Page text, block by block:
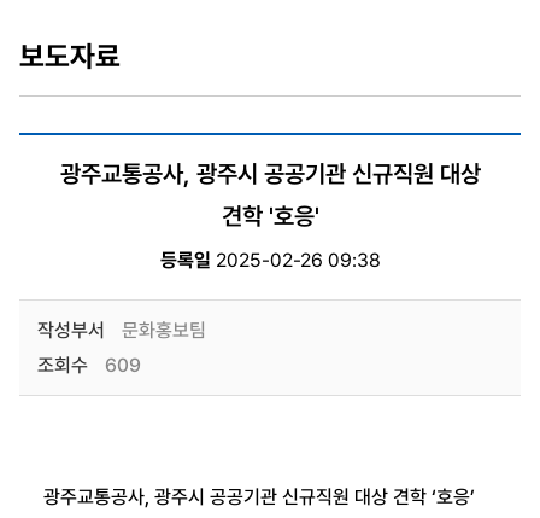
보도자료
광주교통공사, 광주시 공공기관 신규직원 대상
견학 '호응'
등록일 2025-02-26 09:38
작성부서
문화홍보팀
조회수
609
광주교통공사, 광주시 공공기관 신규직원 대상 견학 ‘호응’